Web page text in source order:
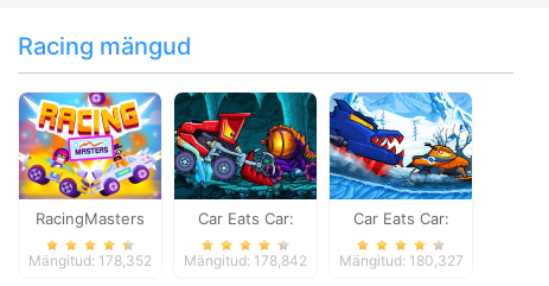
Racing mängud
RacingMasters
Mängitud: 178,352
Car Eats Car:
Dungeon
Adventure
Mängitud: 178,842
Car Eats Car:
Winter Adventure
Mängitud: 180,327